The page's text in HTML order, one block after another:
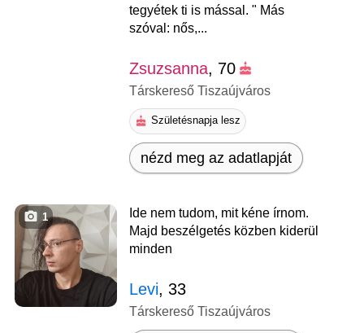
tegyétek ti is mással. " Más
szóval: nős,...
Zsuzsanna, 70
Társkereső Tiszaújváros
Születésnapja lesz
nézd meg az adatlapját
1
Ide nem tudom, mit kéne írnom.
Majd beszélgetés közben kiderül
minden
Levi, 33
Társkereső Tiszaújváros